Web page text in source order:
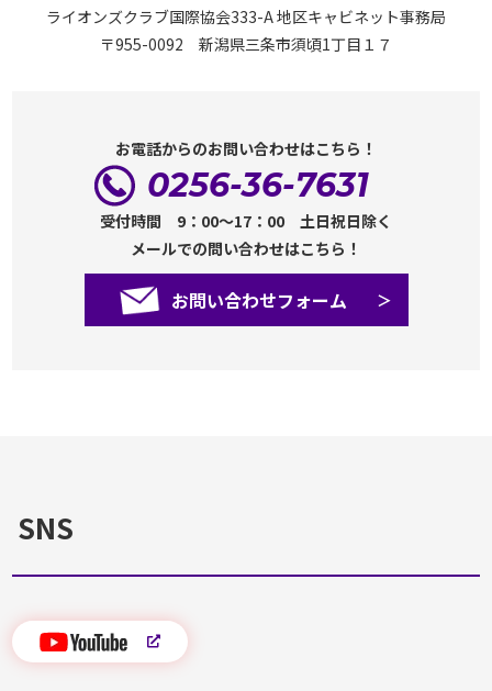
ライオンズクラブ国際協会333-A 地区キャビネット事務局
〒955-0092 新潟県三条市須頃1丁目１７
お電話からのお問い合わせはこちら！
0256-36-7631
受付時間 9：00～17：00 土日祝日除く
メールでの問い合わせはこちら！
お問い合わせフォーム
SNS